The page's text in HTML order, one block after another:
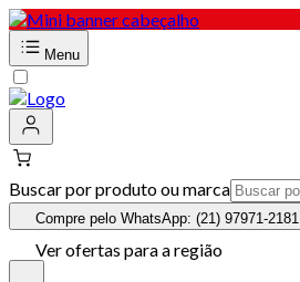
Menu
Buscar por produto ou marca
Compre pelo WhatsApp: (21) 97971-2181
Ver ofertas para a região